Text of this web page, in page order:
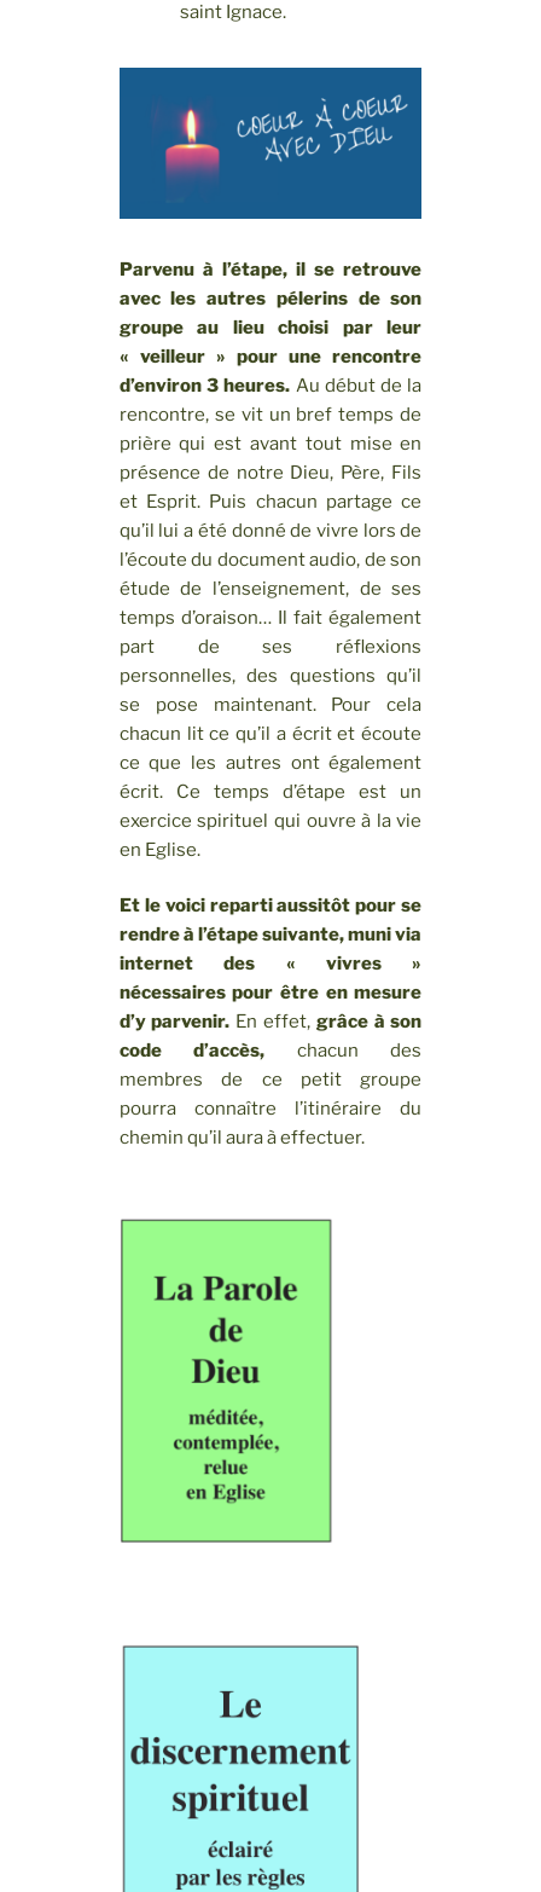
saint Ignace.
Parvenu à l’étape, il se retrouve
avec les autres pélerins de son
groupe au lieu choisi par leur
« veilleur » pour une rencontre
d’environ 3 heures. Au début de la
rencontre, se vit un bref temps de
prière qui est avant tout mise en
présence de notre Dieu, Père, Fils
et Esprit. Puis chacun partage ce
qu’il lui a été donné de vivre lors de
l’écoute du document audio, de son
étude de l’enseignement, de ses
temps d’oraison… Il fait également
part de ses réflexions
personnelles, des questions qu’il
se pose maintenant. Pour cela
chacun lit ce qu’il a écrit et écoute
ce que les autres ont également
écrit. Ce temps d’étape est un
exercice spirituel qui ouvre à la vie
en Eglise.
Et le voici reparti aussitôt pour se
rendre à l’étape suivante, muni via
internet des « vivres »
nécessaires pour être en mesure
d’y parvenir. En effet, grâce à son
code d’accès, chacun des
membres de ce petit groupe
pourra connaître l’itinéraire du
chemin qu’il aura à effectuer.